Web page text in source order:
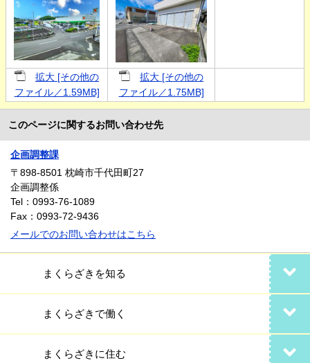
まくらざきを知る
まくらざきで働く
まくらざきに住む
拡大 [その他の
ファイル／1.59MB]
拡大 [その他の
ファイル／1.75MB]
このページに関するお問い合わせ先
企画調整課
〒898-8501 枕崎市千代田町27
企画調整係
Tel：0993-76-1089
Fax：0993-72-9436
メールでのお問い合わせはこちら